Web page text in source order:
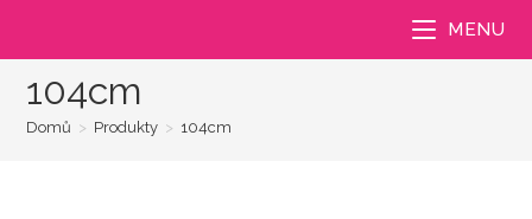
MENU
104cm
Domů > Produkty > 104cm